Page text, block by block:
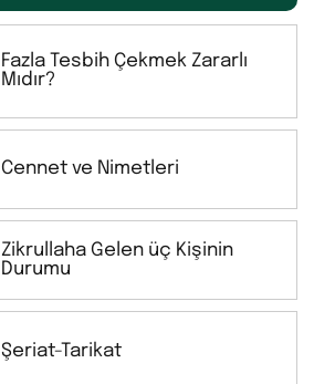
Fazla Tesbih Çekmek Zararlı
Mıdır?
Cennet ve Nimetleri
Zikrullaha Gelen üç Kişinin
Durumu
Şeriat-Tarikat